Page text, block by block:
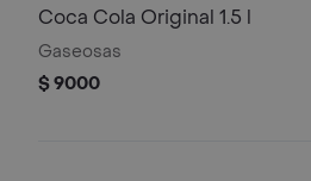
Coca Cola Original 1.5 l
Gaseosas
$ 9000